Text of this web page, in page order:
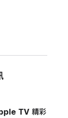
TV 精彩